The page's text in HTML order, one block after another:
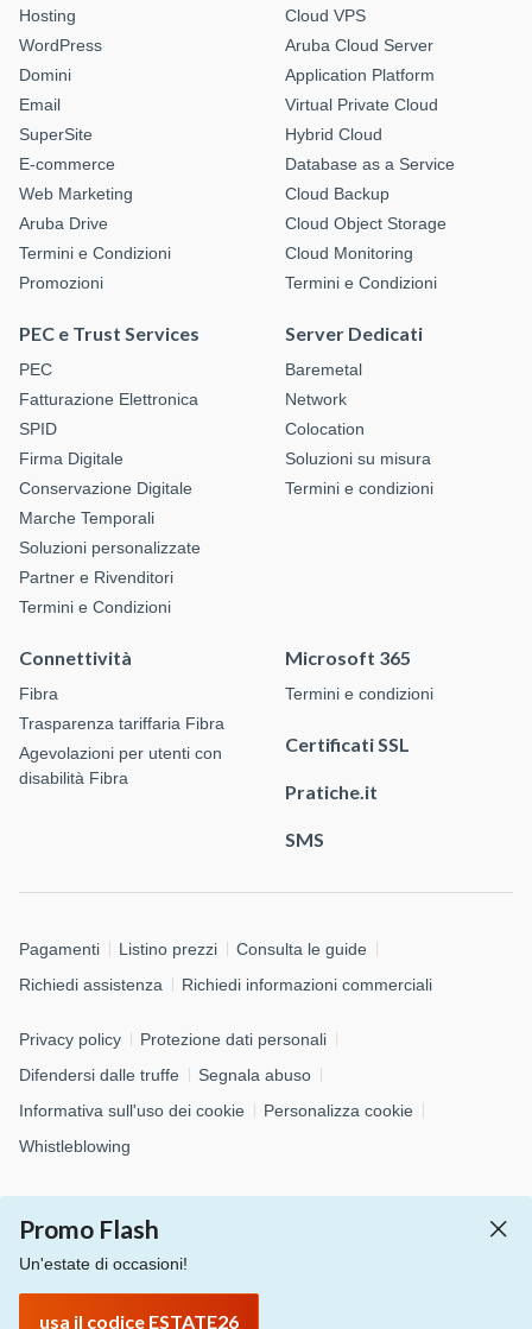
Promo Flash
Un'estate di occasioni!
usa il codice ESTATE26
Hosting
WordPress
Domini
Email
SuperSite
E-commerce
Web Marketing
Aruba Drive
Termini e Condizioni
Promozioni
Cloud VPS
Aruba Cloud Server
Application Platform
Virtual Private Cloud
Hybrid Cloud
Database as a Service
Cloud Backup
Cloud Object Storage
Cloud Monitoring
Termini e Condizioni
PEC e Trust Services
PEC
Fatturazione Elettronica
SPID
Firma Digitale
Conservazione Digitale
Marche Temporali
Soluzioni personalizzate
Partner e Rivenditori
Termini e Condizioni
Server Dedicati
Baremetal
Network
Colocation
Soluzioni su misura
Termini e condizioni
Connettività
Fibra
Trasparenza tariffaria Fibra
Agevolazioni per utenti con
disabilità Fibra
Microsoft 365
Termini e condizioni
Certificati SSL
Pratiche.it
SMS
Pagamenti Listino prezzi
Consulta le guide
Richiedi assistenza
Richiedi informazioni commerciali
Privacy policy
Protezione dati personali
Difendersi dalle truffe
Segnala abuso
Informativa sull'uso dei cookie
Personalizza cookie
Whistleblowing
Pietro (BG)
P.IVA 01573850516 - C.F. 04552920482 - C.S. € 4.000.000,00 i.v.